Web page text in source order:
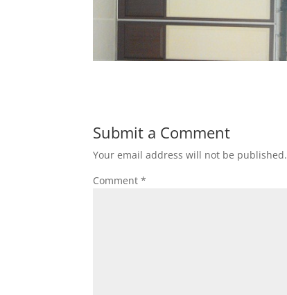
Submit a Comment
Your email address will not be published.
Comment*